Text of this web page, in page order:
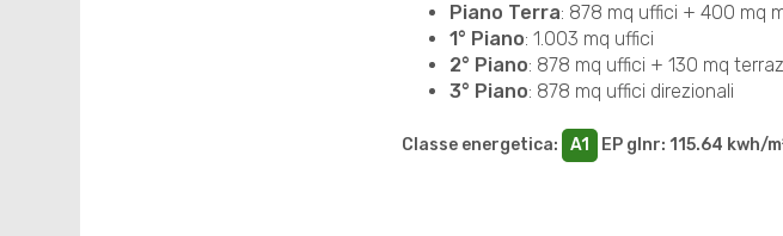
Piano Terra: 878 mq uffici + 400 mq
1° Piano: 1.003 mq uffici
2° Piano: 878 mq uffici + 130 mq
3° Piano: 878 mq uffici direzionali
Classe energetica: A1 EP glnr: 115.64 kwh/